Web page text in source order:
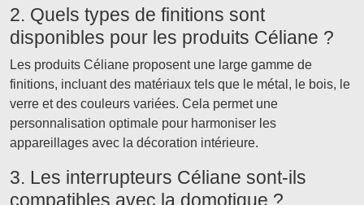
2. Quels types de finitions sont
disponibles pour les produits Céliane ?
Les produits Céliane proposent une large gamme de
finitions, incluant des matériaux tels que le métal, le bois, le
verre et des couleurs variées. Cela permet une
personnalisation optimale pour harmoniser les
appareillages avec la décoration intérieure.
3. Les interrupteurs Céliane sont-ils
compatibles avec la domotique ?